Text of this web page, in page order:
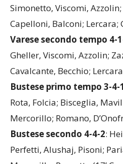
Simonetto, Viscomi, Azzolin;
Capelloni, Balconi; Lercara;
Varese secondo tempo 4-
Gheller, Viscomi, Azzolin;
Cavalcante, Becchio;
Bustese primo tempo 3-4-
Rota, Folcia; Bisceglia,
Mercorillo; Romano,
Bustese secondo 4-4-2:
Perfetti, Alushaj, Pisoni;